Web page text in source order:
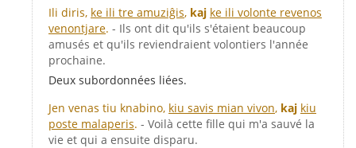
Ili diris, ke ili tre amuziĝis, kaj ke ili volonte revenos
venontjare. - Ils ont dit qu'ils s'étaient beaucoup
amusés et qu'ils reviendraient volontiers l'année
prochaine.
Deux subordonnées liées.
Jen venas tiu knabino, kiu savis mian vivon, kaj kiu
poste malaperis. - Voilà cette fille qui m'a sauvé la
vie et qui a ensuite disparu.